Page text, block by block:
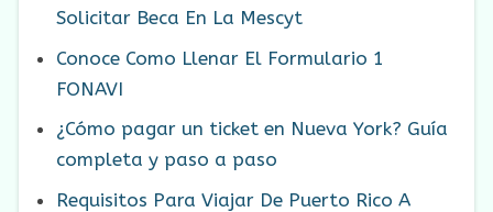
Solicitar Beca En La Mescyt
Conoce Como Llenar El Formulario 1
FONAVI
¿Cómo pagar un ticket en Nueva York? Guía
completa y paso a paso
Requisitos Para Viajar De Puerto Rico A